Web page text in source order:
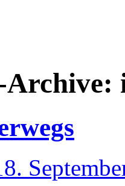
Archive: